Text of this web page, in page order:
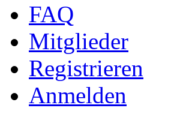
FAQ
Mitglieder
Registrieren
Anmelden